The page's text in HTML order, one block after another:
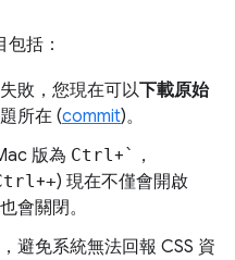
括：
敗，您現在可以下載原始
所在 (commit)。
版為 Ctrl+ ` ，
++) 現在不僅會開啟
會關閉。
避免系統無法回報 CSS 資